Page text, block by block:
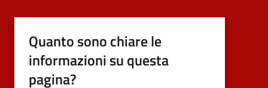
Quanto sono chiare le
informazioni su questa
pagina?